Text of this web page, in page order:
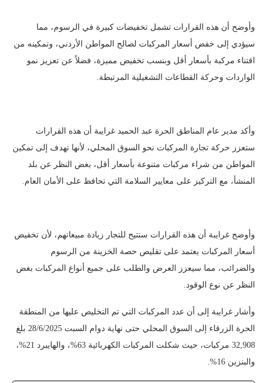
وأوضح أن هذه القرارات تشمل تخفيضات كبيرة في الرسوم، مما
سيؤدي إلى خفض أسعار المركبات لصالح المواطن الأردني، وتمكينه من
اقتناء مركبة بأسعار أقل وبنسب تخفيض مميزة، فضلاً عن تعزيز نمو
الواردات وحركة القطاعات التشغيلية المرتبطة.
وأكد مدير عام المناطق الحرة عبد الحميد غرايبة أن هذه القرارات
ستعزز حركة تجارة المركبات نحو السوق المحلي، لأنها تهدف إلى تمكين
المواطن من شراء مركبات متنوعة بأسعار أقل، بغض النظر عن بلد
المنشأ، مع التركيز على معايير السلامة التي تحافظ على الأمان العام.
وأوضح غرايبة أن هذه القرارات ستتيح للتجار زيادة مبيعاتهم، لأن تخفيض
أسعار المركبات يعتمد على تقليص حصة الخزينة من الرسوم
والضرائب، مما سيعزز العرض والطلب على جميع أنواع المركبات بغض
النظر عن نوع الوقود.
وأشار غرايبة إلى أن عدد المركبات التي تم التخليص عليها من المنطقة
الحرة الزرقاء إلى السوق المحلي حتى نهاية دوام السبت 28/6/2025 بلغ
32,908 مركبات، حيث شكلت المركبات الكهربائية 63%، والهايبرد 21%،
والبنزين 16%.